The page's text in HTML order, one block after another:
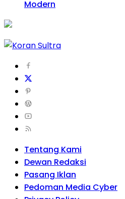
Modern
Tentang Kami
Dewan Redaksi
Pasang Iklan
Pedoman Media Cyber